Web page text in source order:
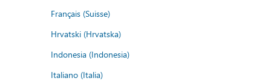
Français (Suisse)
Hrvatski (Hrvatska)
Indonesia (Indonesia)
Italiano (Italia)